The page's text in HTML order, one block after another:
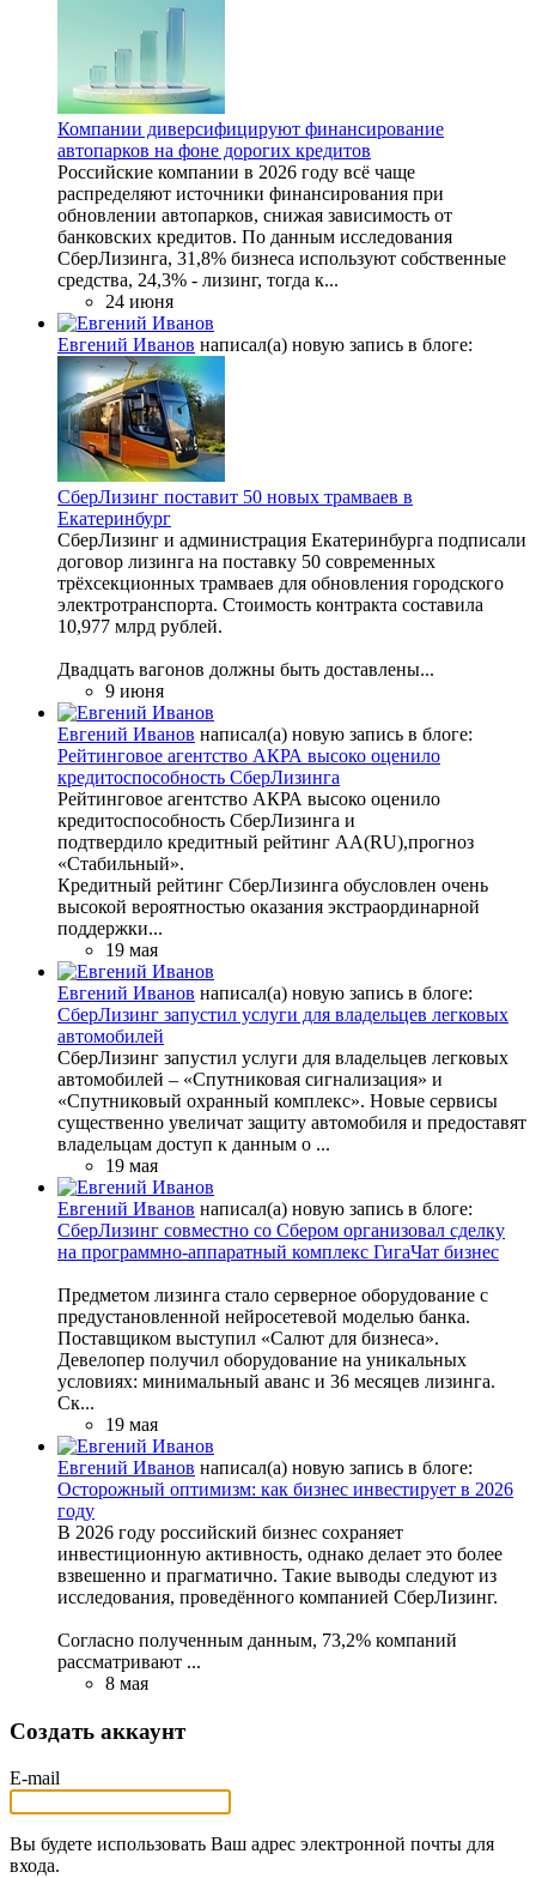
Компании диверсифицируют финансирование
автопарков на фоне дорогих кредитов
Российские компании в 2026 году всё чаще
распределяют источники финансирования при
обновлении автопарков, снижая зависимость от
банковских кредитов. По данным исследования
СберЛизинга, 31,8% бизнеса используют собственные
средства, 24,3% - лизинг, тогда к...
24 июня
Евгений Иванов написал(а) новую запись в блоге:
СберЛизинг поставит 50 новых трамваев в
Екатеринбург
СберЛизинг и администрация Екатеринбурга подписали
договор лизинга на поставку 50 современных
трёхсекционных трамваев для обновления городского
электротранспорта. Стоимость контракта составила
10,977 млрд рублей.
Двадцать вагонов должны быть доставлены...
9 июня
Евгений Иванов написал(а) новую запись в блоге:
Рейтинговое агентство АКРА высоко оценило
кредитоспособность СберЛизинга
Рейтинговое агентство АКРА высоко оценило
кредитоспособность СберЛизинга и
подтвердило кредитный рейтинг АА(RU),прогноз
«Стабильный».
Кредитный рейтинг СберЛизинга обусловлен очень
высокой вероятностью оказания экстраординарной
поддержки...
19 мая
Евгений Иванов написал(а) новую запись в блоге:
СберЛизинг запустил услуги для владельцев легковых
автомобилей
СберЛизинг запустил услуги для владельцев легковых
автомобилей – «Спутниковая сигнализация» и
«Спутниковый охранный комплекс». Новые сервисы
существенно увеличат защиту автомобиля и предоставят
владельцам доступ к данным о ...
19 мая
Евгений Иванов написал(а) новую запись в блоге:
СберЛизинг совместно со Сбером организовал сделку
на программно-аппаратный комплекс ГигаЧат бизнес
Предметом лизинга стало серверное оборудование с
предустановленной нейросетевой моделью банка.
Поставщиком выступил «Салют для бизнеса».
Девелопер получил оборудование на уникальных
условиях: минимальный аванс и 36 месяцев лизинга.
Ск...
19 мая
Евгений Иванов написал(а) новую запись в блоге:
Осторожный оптимизм: как бизнес инвестирует в 2026
году
В 2026 году российский бизнес сохраняет
инвестиционную активность, однако делает это более
взвешенно и прагматично. Такие выводы следуют из
исследования, проведённого компанией СберЛизинг.
Согласно полученным данным, 73,2% компаний
рассматривают ...
8 мая
Создать аккаунт
E-mail
Вы будете использовать Ваш адрес электронной почты для
входа.